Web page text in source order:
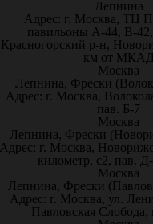
Лепнина
Адрес: г. Москва, ТЦ
павильоны А-44, В-
Красногорский р-н,
км от МКАД
Москва
Лепнина, Фрески
Адрес: г. Москва,
пав. Б-7
Москва
Лепнина, Фрески
г. Москва,
километр, с2, пав.
Москва
Лепнина, Фрески
Адрес: г. Москва, ул.
Павловская Слобода,